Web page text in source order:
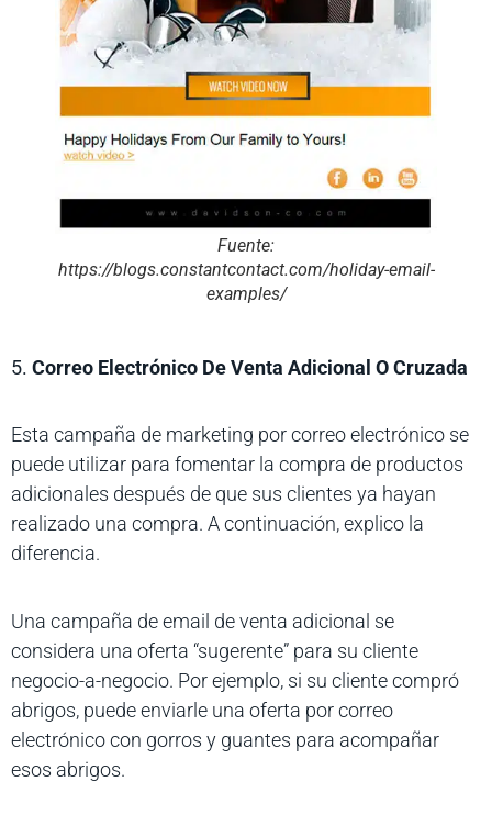
Fuente:
https://blogs.constantcontact.com/holiday-email-
examples/
5. Correo Electrónico De Venta Adicional O Cruzada
Esta campaña de marketing por correo electrónico se
puede utilizar para fomentar la compra de productos
adicionales después de que sus clientes ya hayan
realizado una compra. A continuación, explico la
diferencia.
Una campaña de email de venta adicional se
considera una oferta “sugerente” para su cliente
negocio-a-negocio. Por ejemplo, si su cliente compró
abrigos, puede enviarle una oferta por correo
electrónico con gorros y guantes para acompañar
esos abrigos.